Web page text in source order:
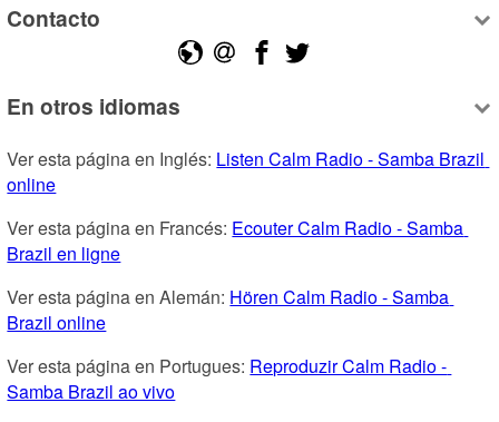
Contacto
En otros idiomas
Ver esta página en Inglés: Listen Calm Radio - Samba Brazil
online
Ver esta página en Francés: Ecouter Calm Radio - Samba
Brazil en ligne
Ver esta página en Alemán: Hören Calm Radio - Samba
Brazil online
Ver esta página en Portugues: Reproduzir Calm Radio -
Samba Brazil ao vivo